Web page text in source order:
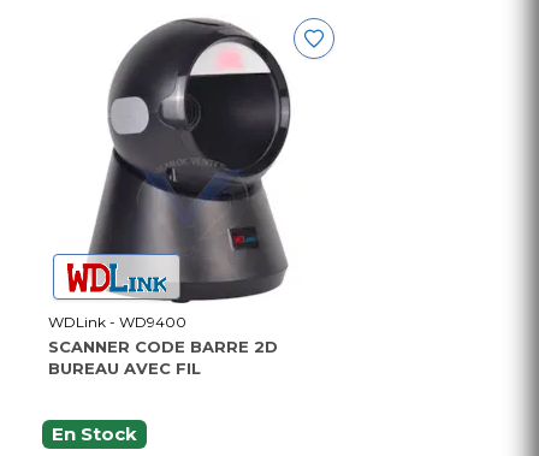
WDLink - WD9400
SCANNER CODE BARRE 2D
BUREAU AVEC FIL
En Stock